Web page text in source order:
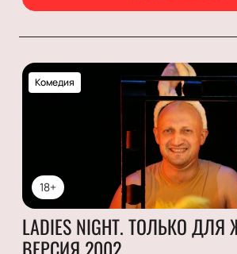
18+
Комедия
LADIES NIGHT. ТОЛЬКО